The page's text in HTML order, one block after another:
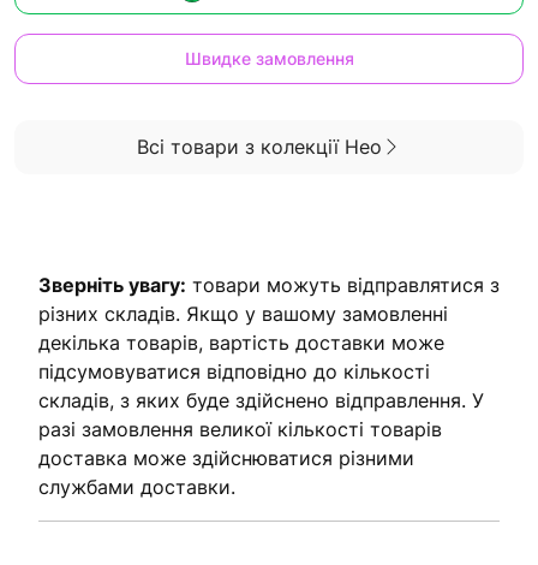
Швидке замовлення
Всі товари з колекції Нео
Зверніть увагу: товари можуть відправлятися з
різних складів. Якщо у вашому замовленні
декілька товарів, вартість доставки може
підсумовуватися відповідно до кількості
складів, з яких буде здійснено відправлення. У
разі замовлення великої кількості товарів
доставка може здійснюватися різними
службами доставки.